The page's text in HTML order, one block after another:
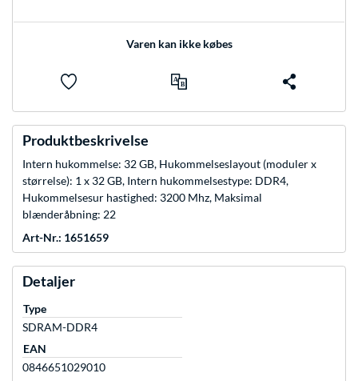
Varen kan ikke købes
Produktbeskrivelse
Intern hukommelse: 32 GB, Hukommelseslayout (moduler x
størrelse): 1 x 32 GB, Intern hukommelsestype: DDR4,
Hukommelsesur hastighed: 3200 Mhz, Maksimal
blænderåbning: 22
Art-Nr.: 1651659
Detaljer
Type
SDRAM-DDR4
EAN
0846651029010